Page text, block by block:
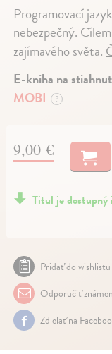
Programovací
nebezpečný.
zajímavého světa.
E-kniha na
MOBI
?
9,00 €
Titul je
Pridať do wishlistu
Odporučiť
Zdielať na